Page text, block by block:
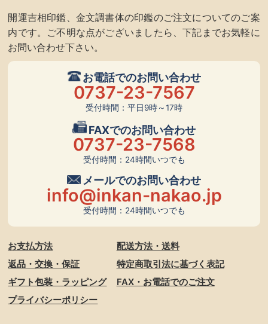
開運吉相印鑑、金文調書体の印鑑のご注文についてのご案
内です。ご不明な点がございましたら、下記までお気軽に
お問い合わせ下さい。
お電話でのお問い合わせ
0737-23-7567
受付時間：平日9時～17時
FAXでのお問い合わせ
0737-23-7568
受付時間：24時間いつでも
メールでのお問い合わせ
info@inkan-nakao.jp
受付時間：24時間いつでも
お支払方法
配送方法・送料
返品・交換・保証
特定商取引法に基づく表記
ギフト包装・ラッピング
FAX・お電話でのご注文
プライバシーポリシー